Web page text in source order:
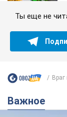
Ты еще не
Важное